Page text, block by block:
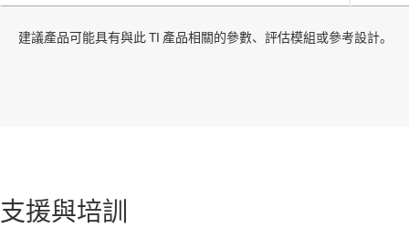
建議產品可能具有與此 TI 產品相關的參數、評估模組或參考設計。
支援與培訓